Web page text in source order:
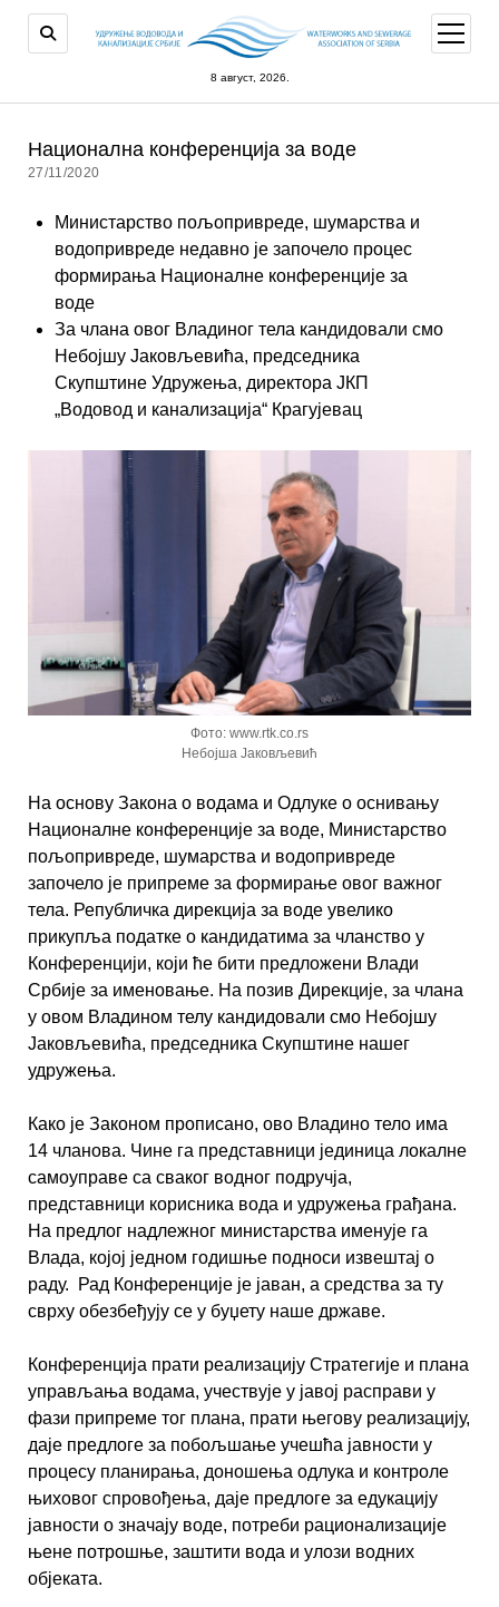
8 август, 2026.
open
menu
Национална конференција за воде
27/11/2020
Министарство пољопривреде, шумарства и
водопривреде недавно је започело процес
формирања Националне конференције за
воде
За члана овог Владиног тела кандидовали смо
Небојшу Јаковљевића, председника
Скупштине Удружења, директора ЈКП
„Водовод и канализација“ Крагујевац
Фото: www.rtk.co.rs
Небојша Јаковљевић
На основу Закона о водама и Одлуке о оснивању
Националне конференције за воде, Министарство
пољопривреде, шумарства и водопривреде
започело је припреме за формирање овог важног
тела. Републичка дирекција за воде увелико
прикупља податке о кандидатима за чланство у
Конференцији, који ће бити предложени Влади
Србије за именовање. На позив Дирекције, за члана
у овом Владином телу кандидовали смо Небојшу
Јаковљевића, председника Скупштине нашег
удружења.
Како је Законом прописано, ово Владино тело има
14 чланова. Чине га представници јединица локалне
самоуправе са сваког водног подручја,
представници корисника вода и удружења грађана.
На предлог надлежног министарства именује га
Влада, којој једном годишње подноси извештај о
раду. Рад Конференције је јаван, а средства за ту
сврху обезбеђују се у буџету наше државе.
Конференција прати реализацију Стратегије и плана
управљања водама, учествује у јавој расправи у
фази припреме тог плана, прати његову реализацију,
даје предлоге за побољшање учешћа јавности у
процесу планирања, доношења одлука и контроле
њиховог спровођења, даје предлоге за едукацију
јавности о значају воде, потреби рационализације
њене потрошње, заштити вода и улози водних
објеката.